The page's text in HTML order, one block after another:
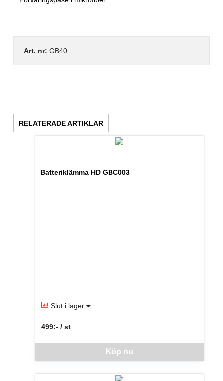
Art. nr: GB40
RELATERADE ARTIKLAR
Batteriklämma HD GBC003
Slut i lager
Denna vara går inte att beställa via webben just nu,
Köp nu
499:- / st
SEK per ST